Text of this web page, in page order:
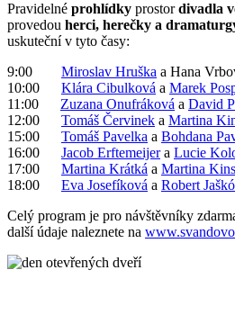
Pravidelné prohlídky prostordivadla
provedou herci, herečky a
uskuteční v tyto časy:
9:00 Miroslav Hruška a Hana
10:00 Klára Cibulková a Marek
11:00 Zuzana Onufráková a David
12:00 Tomáš Červinek a Martina
15:00 Tomáš Pavelka a Bohdana
16:00 Jacob Erftemeijera Lucie
17:00 Martina Krátká a Martina
18:00 Eva Josefíková a Robert
Celý program je pro návštěvníky
další údaje naleznete na